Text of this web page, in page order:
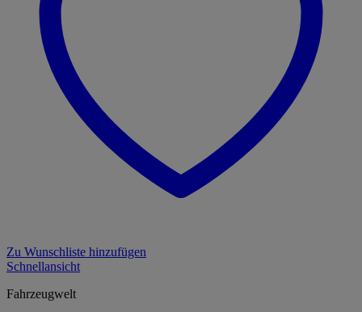
Zu Wunschliste hinzufügen
Schnellansicht
Fahrzeugwelt